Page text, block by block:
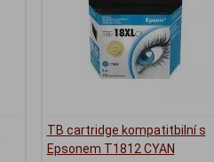
TB cartridge kompatitbilní s
Epsonem T1812 CYAN